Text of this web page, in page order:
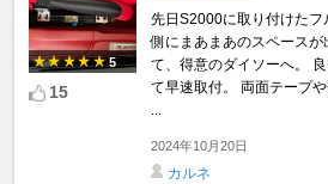
5
15
先日S2000に取り付けたフ
側にまあまあのスペース
て、得意のダイソーへ。
て早速取付。 両面テープ
...
2024年10月20日
カルネ